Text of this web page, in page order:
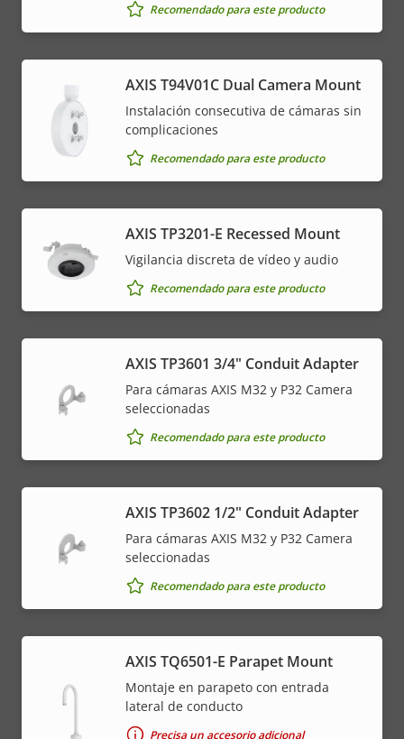
Recomendado para este producto
AXIS T94V01C Dual Camera Mount
Instalación consecutiva de cámaras sin
complicaciones
Recomendado para este producto
AXIS TP3201-E Recessed Mount
Vigilancia discreta de vídeo y audio
Recomendado para este producto
AXIS TP3601 3/4" Conduit Adapter
Para cámaras AXIS M32 y P32 Camera
seleccionadas
Recomendado para este producto
AXIS TP3602 1/2" Conduit Adapter
Para cámaras AXIS M32 y P32 Camera
seleccionadas
Recomendado para este producto
AXIS TQ6501-E Parapet Mount
Montaje en parapeto con entrada
lateral de conducto
Precisa un accesorio adicional